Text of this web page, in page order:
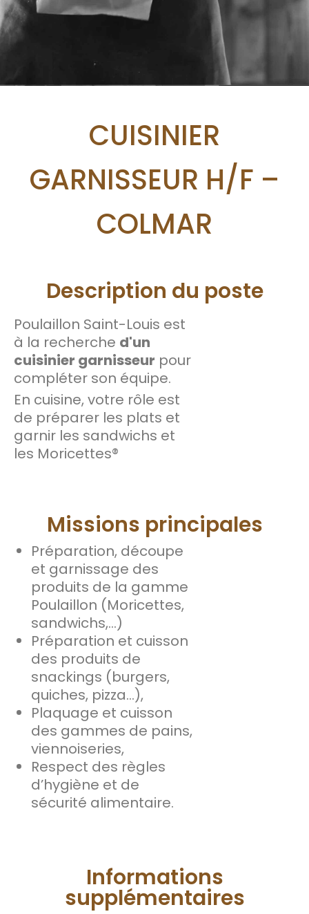
CUISINIER
GARNISSEUR H/F –
COLMAR
Description du poste
Poulaillon Saint-Louis est
à la recherche d'un
cuisinier garnisseur pour
compléter son équipe.
En cuisine, votre rôle est
de préparer les plats et
garnir les sandwichs et
les Moricettes®
Missions principales
Préparation, découpe
et garnissage des
produits de la gamme
Poulaillon (Moricettes,
sandwichs,…)
Préparation et cuisson
des produits de
snackings (burgers,
quiches, pizza…),
Plaquage et cuisson
des gammes de pains,
viennoiseries,
Respect des règles
d’hygiène et de
sécurité alimentaire.
Informations
supplémentaires